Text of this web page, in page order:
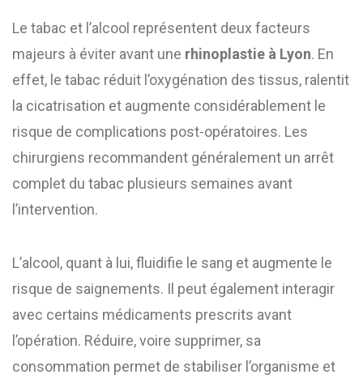
Le tabac et l’alcool représentent deux facteurs
majeurs à éviter avant une rhinoplastie à Lyon. En
effet, le tabac réduit l’oxygénation des tissus, ralentit
la cicatrisation et augmente considérablement le
risque de complications post-opératoires. Les
chirurgiens recommandent généralement un arrêt
complet du tabac plusieurs semaines avant
l’intervention.
L’alcool, quant à lui, fluidifie le sang et augmente le
risque de saignements. Il peut également interagir
avec certains médicaments prescrits avant
l’opération. Réduire, voire supprimer, sa
consommation permet de stabiliser l’organisme et